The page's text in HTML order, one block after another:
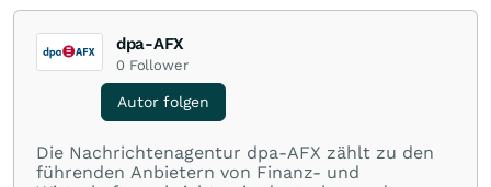
dpa-AFX
0 Follower
Autor folgen
Die Nachrichtenagentur dpa-AFX zählt zu den
führenden Anbietern von Finanz- und